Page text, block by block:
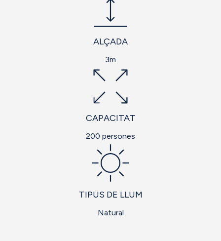
ALÇADA
3m
CAPACITAT
200 persones
TIPUS DE LLUM
Natural